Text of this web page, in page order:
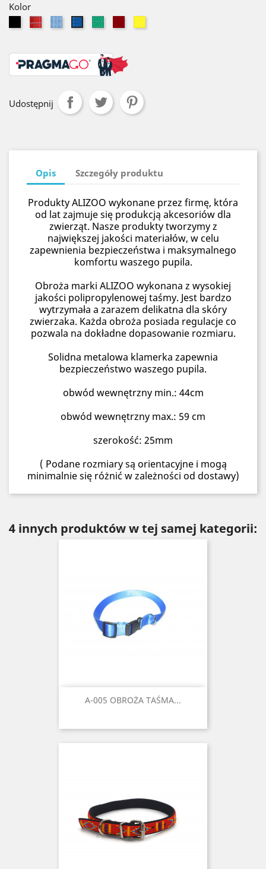
Kolor
CzarnyCzerwonyBłękitnyNiebieskiZielony
Udostępnij
Opis Szczegóły produktu
Produkty ALIZOO wykonane przez firmę, która
od lat zajmuje się produkcją akcesoriów dla
zwierząt. Nasze produkty tworzymy z
największej jakości materiałów, w celu
zapewnienia bezpieczeństwa i maksymalnego
komfortu waszego pupila.
Obroża marki ALIZOO wykonana z wysokiej
jakości polipropylenowej taśmy. Jest bardzo
wytrzymała a zarazem delikatna dla skóry
zwierzaka. Każda obroża posiada regulacje co
pozwala na dokładne dopasowanie rozmiaru.
Solidna metalowa klamerka zapewnia
bezpieczeństwo waszego pupila.
obwód wewnętrzny min.: 44cm
obwód wewnętrzny max.: 59 cm
szerokość: 25mm
( Podane rozmiary są orientacyjne i mogą
minimalnie się różnić w zależności od dostawy)
4 innych produktów w tej samej kategorii:
A-005 OBROŻA TAŚMA...